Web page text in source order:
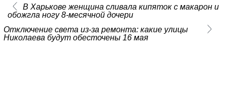
В Харькове женщина сливала кипяток с макарон и
обожгла ногу 8-месячной дочери
Отключение света из-за ремонта: какие улицы
Николаева будут обесточены 16 мая